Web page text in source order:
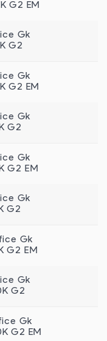
G2 EM
Gk
G2
Gk
G2 EM
Gk
G2
Gk
G2 EM
Gk
G2
Gk
G2 EM
Gk
G2
Gk
G2 EM